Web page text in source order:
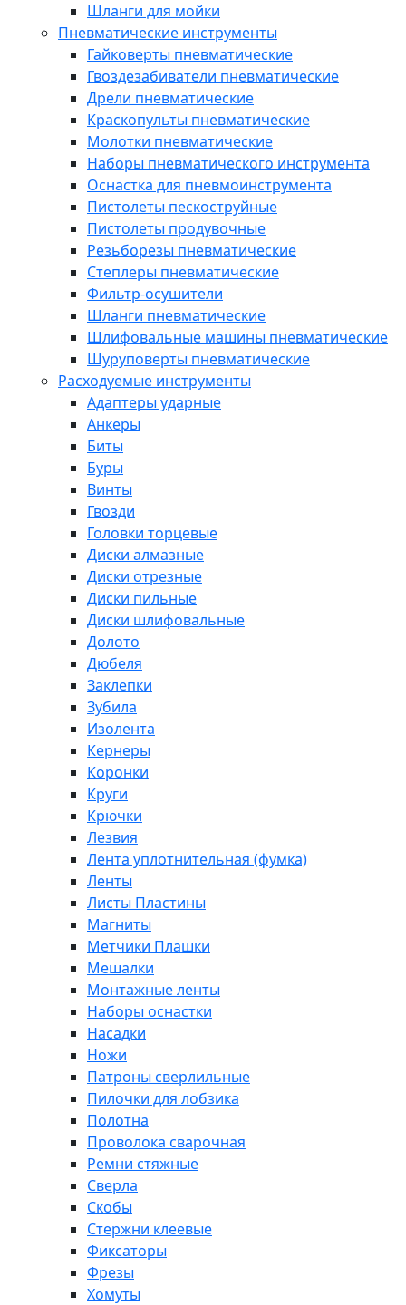
Шланги для мойки
Пневматические инструменты
Гайковерты пневматические
Гвоздезабиватели пневматические
Дрели пневматические
Краскопульты пневматические
Молотки пневматические
Наборы пневматического инструмента
Оснастка для пневмоинструмента
Пистолеты пескоструйные
Пистолеты продувочные
Резьборезы пневматические
Степлеры пневматические
Фильтр-осушители
Шланги пневматические
Шлифовальные машины пневматические
Шуруповерты пневматические
Расходуемые инструменты
Адаптеры ударные
Анкеры
Биты
Буры
Винты
Гвозди
Головки торцевые
Диски алмазные
Диски отрезные
Диски пильные
Диски шлифовальные
Долото
Дюбеля
Заклепки
Зубила
Изолента
Кернеры
Коронки
Круги
Крючки
Лезвия
Лента уплотнительная (фумка)
Ленты
Листы Пластины
Магниты
Метчики Плашки
Мешалки
Монтажные ленты
Наборы оснастки
Насадки
Ножи
Патроны сверлильные
Пилочки для лобзика
Полотна
Проволока сварочная
Ремни стяжные
Сверла
Скобы
Стержни клеевые
Фиксаторы
Фрезы
Хомуты